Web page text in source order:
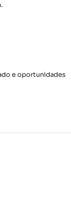
e oportunidades